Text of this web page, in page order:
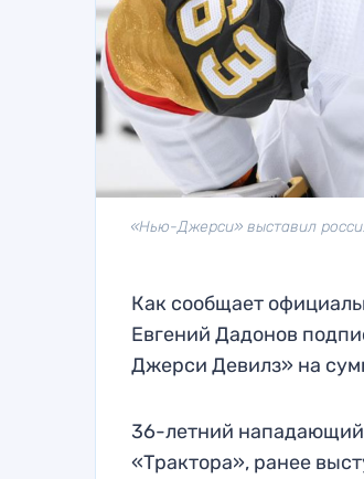
«Нью-Джерси» выставил
Как сообщает
Евгений Дадонов
Джерси Девилз» на
36-летний
«Трактора», ранее